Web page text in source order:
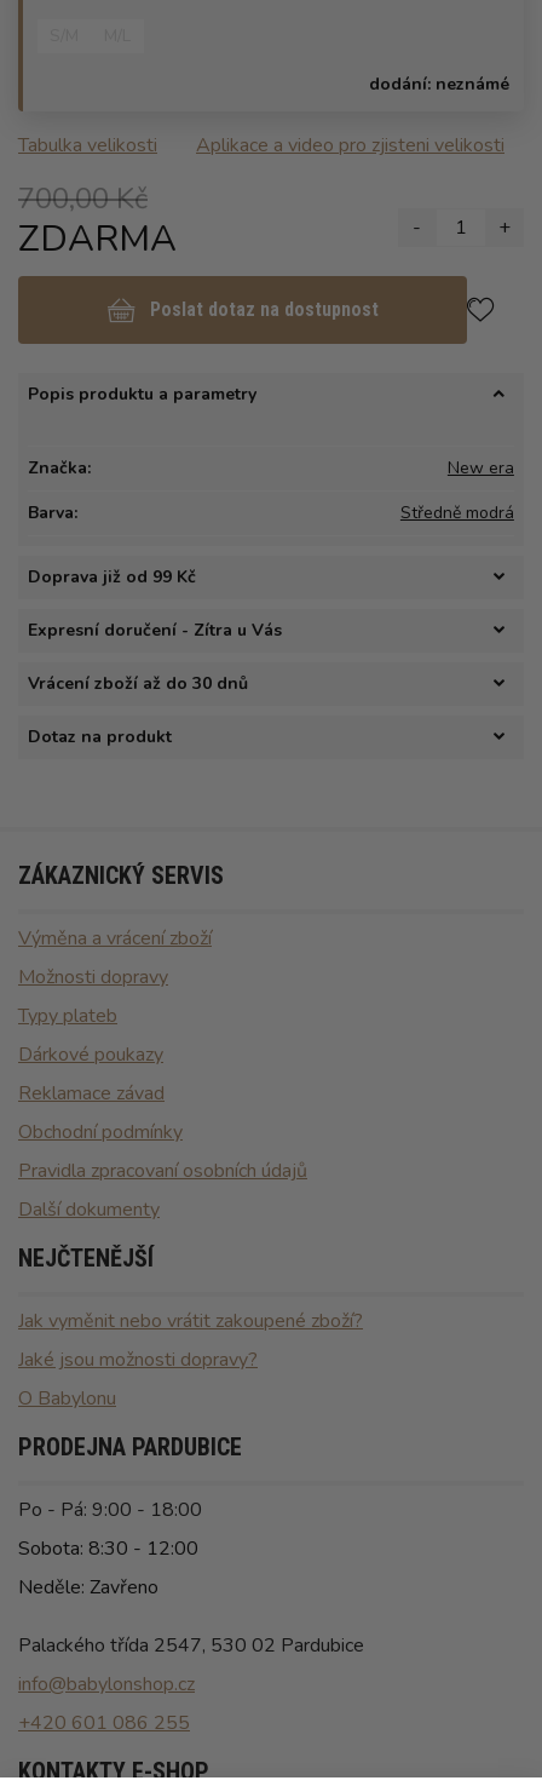
dodání: neznámé
Tabulka velikosti Aplikace a video pro zjisteni velikosti
700,00 Kč
ZDARMA - 1 +
Poslat dotaz na dostupnost
Popis produktu a parametry
Značka:
New era
Barva:
Středně modrá
Doprava již od 99 Kč
Expresní doručení - Zítra u Vás
Vrácení zboží až do 30 dnů
Dotaz na produkt
ZÁKAZNICKÝ SERVIS
Výměna a vrácení zboží
Možnosti dopravy
Typy plateb
Dárkové poukazy
Reklamace závad
Obchodní podmínky
Pravidla zpracovaní osobních údajů
Další dokumenty
NEJČTENĚJŠÍ
Jak vyměnit nebo vrátit zakoupené zboží?
Jaké jsou možnosti dopravy?
O Babylonu
PRODEJNA PARDUBICE
Po - Pá: 9:00 - 18:00
Sobota: 8:30 - 12:00
Neděle: Zavřeno
Palackého třída 2547, 530 02 Pardubice
info@babylonshop.cz
+420 601 086 255
KONTAKTY E-SHOP